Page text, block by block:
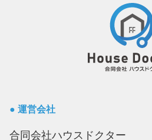
● 運営会社
合同会社ハウスドクター